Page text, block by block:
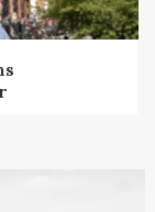
om